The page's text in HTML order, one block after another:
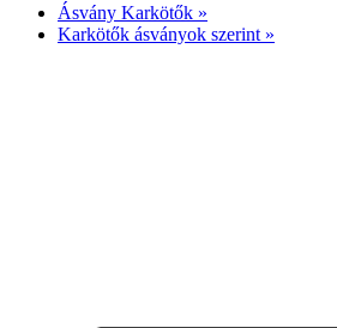
Ásvány Karkötők »
Karkötők ásványok szerint »